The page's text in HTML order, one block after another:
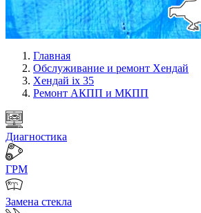
Главная
Обслуживание и ремонт Хендай
Хендай ix 35
Ремонт АКПП и МКПП
Диагностика
ГРМ
Замена стекла